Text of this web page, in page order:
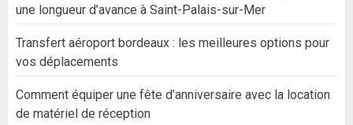
une longueur d’avance à Saint-Palais-sur-Mer
Transfert aéroport bordeaux : les meilleures options pour
vos déplacements
Comment équiper une fête d’anniversaire avec la location
de matériel de réception